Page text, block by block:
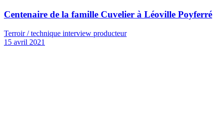
Centenaire de la famille Cuvelier à Léoville Poyferré
Terroir / technique interview producteur
15 avril 2021